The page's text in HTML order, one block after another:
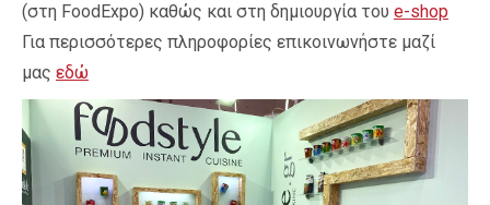
(στη FoodExpo) καθώς και στη δημιουργία του e-shop
Για περισσότερες πληροφορίες επικοινωνήστε μαζί
μας εδώ